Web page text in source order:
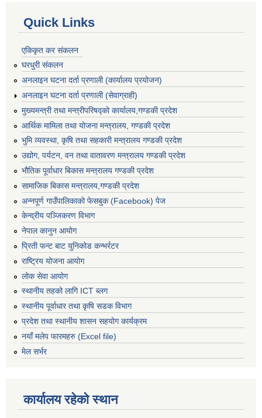
Quick Links
एकिकृत कर संकलन
घरधुरी संकलन
अनलाइन घटना दर्ता प्रणाली (कार्यालय प्रयोजन)
अनलाइन घटना दर्ता प्रणाली (सेवाग्राही)
मुख्यमन्त्री तथा मन्त्रीपरिषद्को कार्यालय,गण्डकी प्रदेश
आर्थिक मामिला तथा योजना मन्त्रालय, गण्डकी प्रदेश
भुमि व्यवस्था, कृषि तथा सहकारी मन्त्रालय गण्डकी प्रदेश
उद्योग, पर्यटन, वन तथा वातावरण मन्त्रालय गण्डकी प्रदेश
भौतिक पूर्वाधार बिकास मन्त्रालय गण्डकी प्रदेश
सामाजिक बिकास मन्त्रालय,गण्डकी प्रदेश
अन्नपूर्ण गाउँपालिकाको फेसबुक (Facebook) पेज
केन्द्रीय पञ्जिकरण विभाग
नेपाल कानुन आयोग
प्रिती फन्ट बाट युनिकोड कन्भर्रटर
राष्ट्रिय योजना आयोग
लोक सेवा आयोग
स्थानीय तहको लागि ICT ब्लग
स्थानीय पूर्वाधार तथा कृषि सडक विभाग
प्रदेश तथा स्थानीय शासन सहयोग कार्यक्रम
नयाँ मलेप फारमहरु (Excel file)
मेल सर्भर
कार्यालय रहेको स्थान